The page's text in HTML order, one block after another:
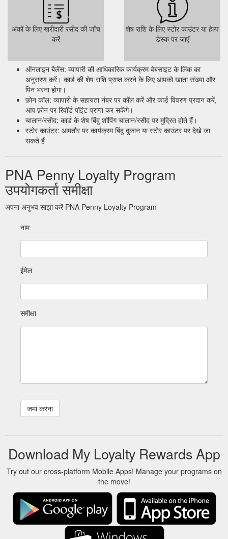
अंकों के लिए खरीदारी रसीद की जाँच
करें
शेष राशि के लिए स्टोर काउंटर या हेल्प
डेस्क पर जाएँ
ऑनलाइन बैलेंस: व्यापारी की आधिकारिक कार्यक्रम वेबसाइट के लिंक का
अनुसरण करें। कार्ड की शेष राशि प्राप्त करने के लिए आपको खाता संख्या और
पिन भरना होगा।
फ़ोन कॉल: व्यापारी के सहायता नंबर पर कॉल करें और कार्ड विवरण प्रदान करें,
आप फ़ोन पर रिवॉर्ड पॉइंट प्राप्त कर सकेंगे।
चालान/रसीद: कार्ड के शेष बिंदु शॉपिंग चालान/रसीद पर मुद्रित होते हैं।
स्टोर काउंटर: आमतौर पर कार्यक्रम बिंदु दुकान या स्टोर काउंटर पर देखे जा
सकते हैं
PNA Penny Loyalty Program
उपयोगकर्ता समीक्षा
अपना अनुभव साझा करें PNA Penny Loyalty Program
नाम
ईमेल
समीक्षा
Download My Loyalty Rewards App
Try out our cross-platform Mobile Apps! Manage your programs on
the move!